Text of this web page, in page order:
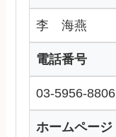
李 海燕
電話番号
03-5956-8806
ホームページ